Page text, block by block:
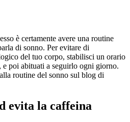
è certamente avere una routine
di sonno. Per evitare di
del tuo corpo, stabilisci un orario
e poi abituati a seguirlo ogni giorno.
routine del sonno sul blog di
evita la caffeina